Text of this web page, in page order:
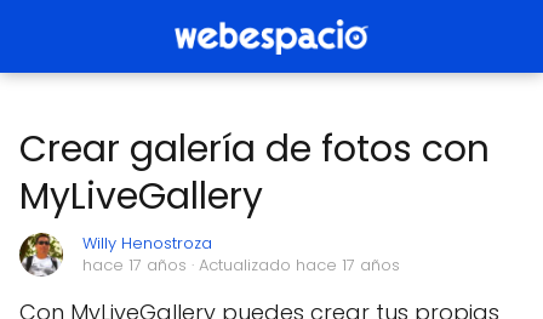
Crear galería de fotos con
MyLiveGallery
Willy Henostroza
hace 17 años · Actualizado hace 17 años
Con MyLiveGallery puedes crear tus propias